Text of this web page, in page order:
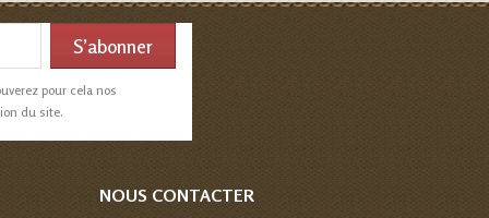
pour cela nos
du site.
NOUS CONTACTER